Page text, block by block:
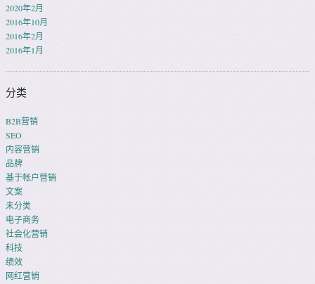
2020年2月
2016年10月
2016年2月
2016年1月
分类
B2B营销
SEO
内容营销
品牌
基于帐户营销
文案
未分类
电子商务
社会化营销
科技
绩效
网红营销